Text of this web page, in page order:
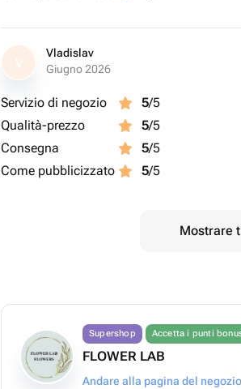
V
Vladislav
Giugno 2026
Servizio di negozio 5/5
Qualità-prezzo
5/5
Consegna
5/5
Come pubblicizzato
5/5
Mostrare
Supershop Accetta i punti
FLOWER LAB
Andare alla pagina del negozio